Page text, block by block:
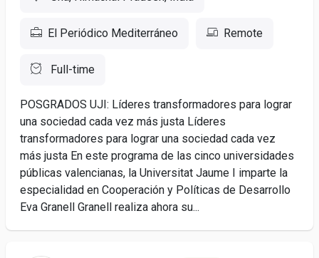
El Periódico Mediterráneo Remote
Full-time
POSGRADOS UJI: Líderes transformadores para lograr
una sociedad cada vez más justa Líderes
transformadores para lograr una sociedad cada vez
más justa En este programa de las cinco universidades
públicas valencianas, la Universitat Jaume I imparte la
especialidad en Cooperación y Políticas de Desarrollo
Eva Granell Granell realiza ahora su...